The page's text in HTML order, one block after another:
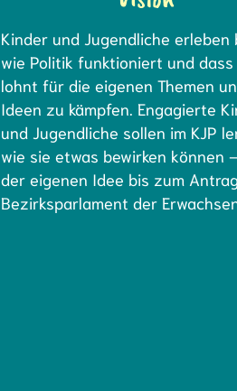
Kinder und Jugendliche erleben
wie Politik funktioniert und dass
lohnt für die eigenen Themen
Ideen zu kämpfen. Engagierte
und Jugendliche sollen im KJP
wie sie etwas bewirken können
der eigenen Idee bis zum
Bezirksparlament der